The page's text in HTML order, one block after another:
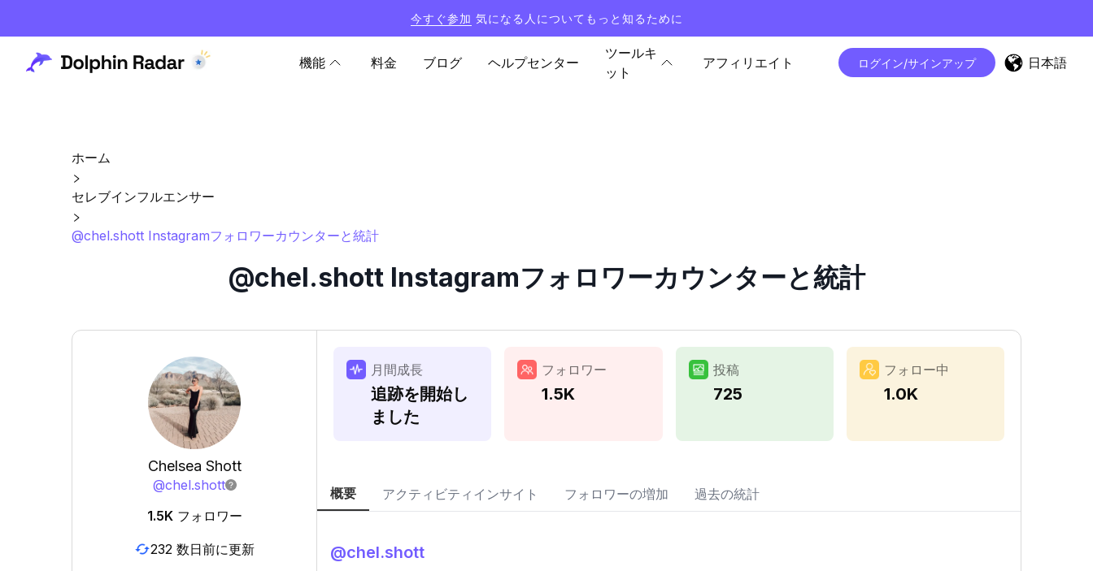
今すぐ参加 気になる人についてもっと知るために
機能 料金 ブログ ヘルプセンター
ツールキ
ット
アフィリエイト ログイン/サインアップ 日本語
ホーム
セレブインフルエンサー
@chel.shott Instagramフォロワーカウンターと統計
@chel.shott Instagramフォロワーカウンターと統計
Chelsea Shott
@chel.shott
1.5K フォロワー
232 数日前に更新
月間成長
追跡を開始し
ました
フォロワー
1.5K
投稿
725
フォロー中
1.0K
概要 アクティビティインサイト フォロワーの増加 過去の統計
@chel.shott